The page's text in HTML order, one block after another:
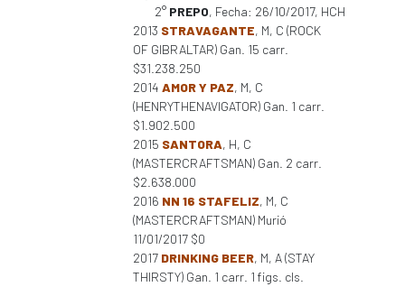
2° PREPO, Fecha: 26/10/2017, HCH
2013 STRAVAGANTE, M, C (ROCK
OF GIBRALTAR) Gan. 15 carr.
$31.238.250
2014 AMOR Y PAZ, M, C
(HENRYTHENAVIGATOR) Gan. 1 carr.
$1.902.500
2015 SANTORA, H, C
(MASTERCRAFTSMAN) Gan. 2 carr.
$2.638.000
2016 NN 16 STAFELIZ, M, C
(MASTERCRAFTSMAN) Murió
11/01/2017 $0
2017 DRINKING BEER, M, A (STAY
THIRSTY) Gan. 1 carr. 1 figs. cls.